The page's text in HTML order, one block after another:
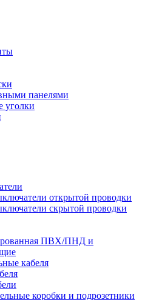
панелями
уголки
открытой проводки
скрытой проводки
ПВХ/ПНД и
кабеля
коробки и подрозетники